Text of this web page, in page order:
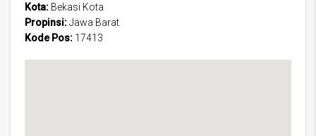
Kota: Bekasi Kota
Propinsi:Jawa Barat
Kode Pos: 17413